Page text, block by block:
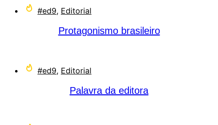
#ed9, Editorial
Protagonismo brasileiro
#ed9, Editorial
Palavra da editora